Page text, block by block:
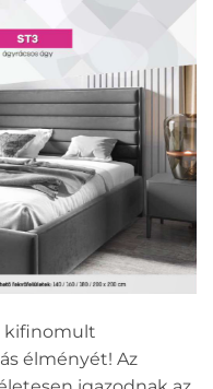
kifinomult
élményét! Az